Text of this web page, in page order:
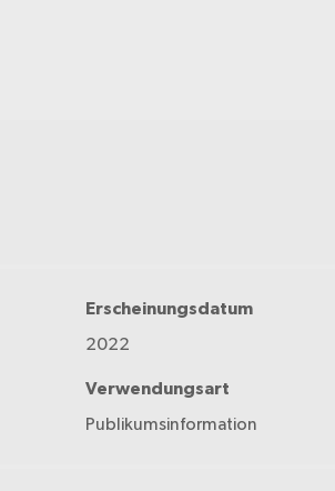
Erscheinungsdatum
2022
Verwendungsart
Publikumsinformation